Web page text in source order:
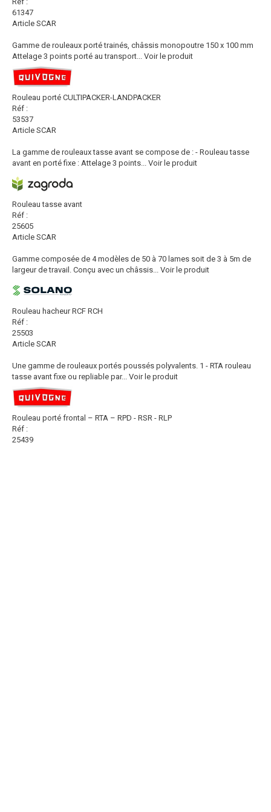
61347
Article SCAR
Gamme de rouleaux porté trainés, châssis monopoutre 150 x 100 mm
Attelage 3 points porté au transport... Voir le produit
Rouleau porté CULTIPACKER-LANDPACKER
Réf :
53537
Article SCAR
La gamme de rouleaux tasse avant se compose de : - Rouleau tasse
avant en porté fixe : Attelage 3 points... Voir le produit
Rouleau tasse avant
Réf :
25605
Article SCAR
Gamme composée de 4 modèles de 50 à 70 lames soit de 3 à 5m de
largeur de travail. Conçu avec un châssis... Voir le produit
Rouleau hacheur RCF RCH
Réf :
25503
Article SCAR
Une gamme de rouleaux portés poussés polyvalents. 1 - RTA rouleau
tasse avant fixe ou repliable par... Voir le produit
Rouleau porté frontal – RTA – RPD - RSR - RLP
Réf :
25439